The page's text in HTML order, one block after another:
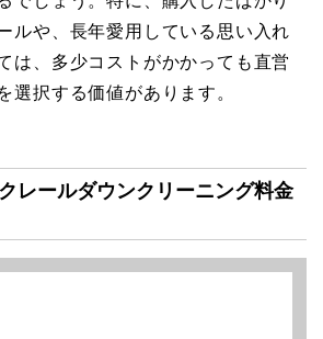
ルや、長年愛用している思い入れ
は、多少コストがかかっても直営
選択する価値があります。
レールダウンクリーニング料金